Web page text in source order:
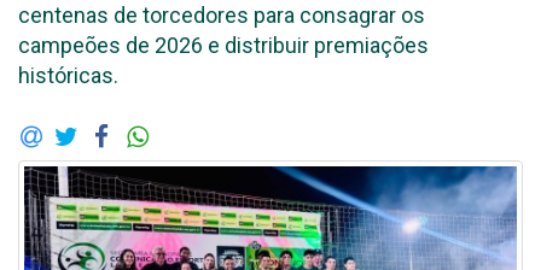
centenas de torcedores para consagrar os
campeões de 2026 e distribuir premiações
históricas.